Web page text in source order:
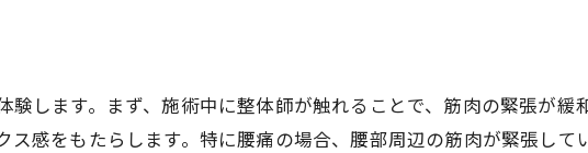
します。まず、施術中に整体師が触れることで、筋肉の緊張が緩
感をもたらします。特に腰痛の場合、腰部周辺の筋肉が緊張して